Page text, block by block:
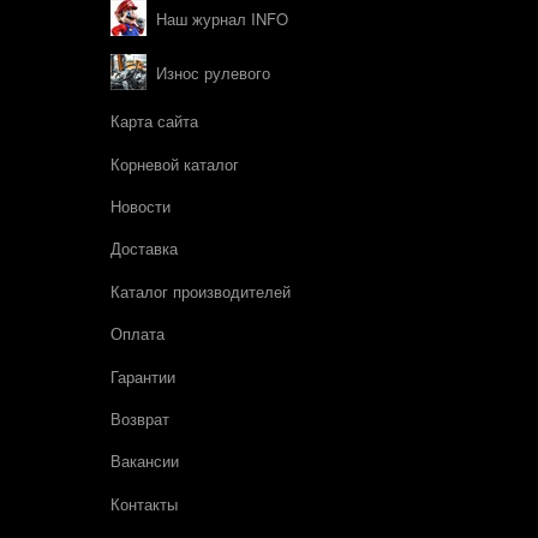
Наш журнал INFO
Износ рулевого
Карта сайта
Корневой каталог
Новости
Доставка
Каталог производителей
Оплата
Гарантии
Возврат
Вакансии
Контакты